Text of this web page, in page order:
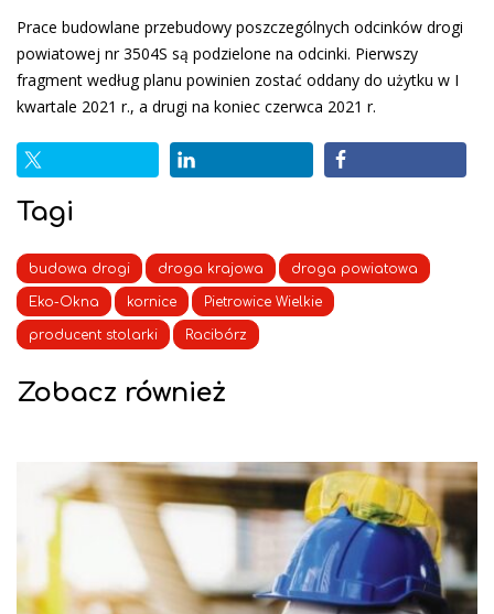
Prace budowlane przebudowy poszczególnych odcinków drogi
powiatowej nr 3504S są podzielone na odcinki. Pierwszy
fragment według planu powinien zostać oddany do użytku w I
kwartale 2021 r., a drugi na koniec czerwca 2021 r.
Tagi
budowa drogi droga krajowa droga powiatowa
Eko-Okna kornice Pietrowice Wielkie
producent stolarki Racibórz
Zobacz również